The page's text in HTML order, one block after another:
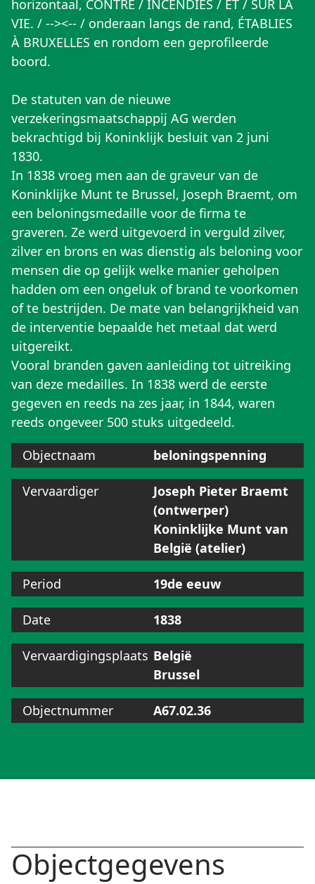
horizontaal, CONTRE / INCENDIES / ET / SUR LA
VIE. / --><-- / onderaan langs de rand, ÉTABLIES
À BRUXELLES en rondom een geprofileerde
boord.
De statuten van de nieuwe
verzekeringsmaatschappij AG werden
bekrachtigd bij Koninklijk besluit van 2 juni
1830.
In 1838 vroeg men aan de graveur van de
Koninklijke Munt te Brussel, Joseph Braemt, om
een beloningsmedaille voor de firma te
graveren. Ze werd uitgevoerd in verguld zilver,
zilver en brons en was dienstig als beloning voor
mensen die op gelijk welke manier geholpen
hadden om een ongeluk of brand te voorkomen
of te bestrijden. De mate van belangrijkheid van
de interventie bepaalde het metaal dat werd
uitgereikt.
Vooral branden gaven aanleiding tot uitreiking
van deze medailles. In 1838 werd de eerste
gegeven en reeds na zes jaar, in 1844, waren
reeds ongeveer 500 stuks uitgedeeld.
Objectnaam
beloningspenning
Vervaardiger
Joseph Pieter Braemt
(ontwerper)
Koninklijke Munt van
België (atelier)
Period 19de eeuw
Date 1838
Vervaardigingsplaats België
Brussel
Objectnummer A67.02.36
Objectgegevens